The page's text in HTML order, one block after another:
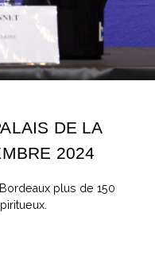
DE LA
2024
plus de 150